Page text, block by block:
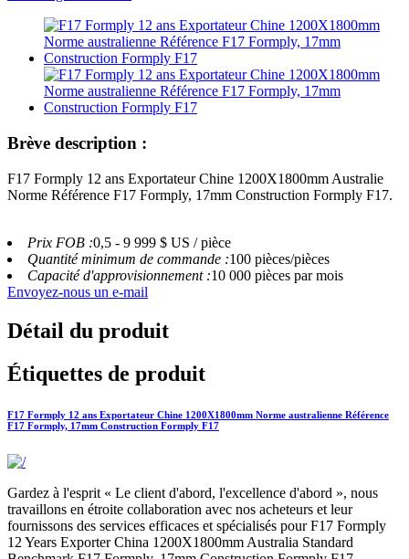
Brève description :
F17 Formply 12 ans Exportateur Chine 1200X1800mm Australie
Norme Référence F17 Formply, 17mm Construction Formply F17.
Prix ​​FOB :0,5 - 9 999 $ US / pièce
Quantité minimum de commande :100 pièces/pièces
Capacité d'approvisionnement :10 000 pièces par mois
Envoyez-nous un e-mail
Détail du produit
Étiquettes de produit
F17 Formply 12 ans Exportateur Chine 1200X1800mm Norme australienne Référence
F17 Formply, 17mm Construction Formply F17
Gardez à l'esprit « Le client d'abord, l'excellence d'abord », nous
travaillons en étroite collaboration avec nos acheteurs et leur
fournissons des services efficaces et spécialisés pour F17 Formply
12 Years Exporter China 1200X1800mm Australia Standard